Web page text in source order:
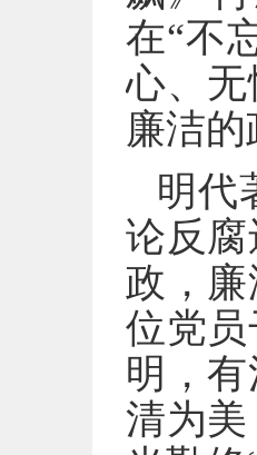
在“不
心、
廉洁
明代
论反
政，
位党
明，
清为